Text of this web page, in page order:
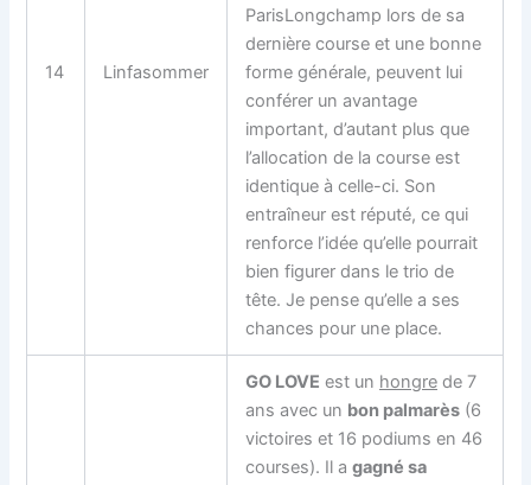
14 Linfasommer
ParisLongchamp lors de sa
dernière course et une bonne
forme générale, peuvent lui
conférer un avantage
important, d’autant plus que
l’allocation de la course est
identique à celle-ci. Son
entraîneur est réputé, ce qui
renforce l’idée qu’elle pourrait
bien figurer dans le trio de
tête. Je pense qu’elle a ses
chances pour une place.
GO LOVE est un hongre de 7
ans avec un bon palmarès (6
victoires et 16 podiums en 46
courses). Il agagné sa